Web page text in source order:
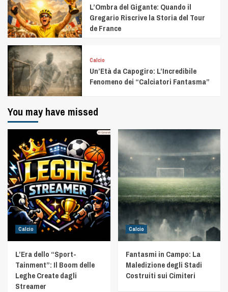
L’Ombra del Gigante: Quando il
Gregario Riscrive la Storia del Tour
de France
Calcio
Un’Età da Capogiro: L’Incredibile
Fenomeno dei “Calciatori Fantasma”
You may have missed
Calcio
L’Era dello “Sport-
Tainment”: Il Boom delle
Leghe Create dagli
Streamer
Calcio
Fantasmi in Campo: La
Maledizione degli Stadi
Costruiti sui Cimiteri